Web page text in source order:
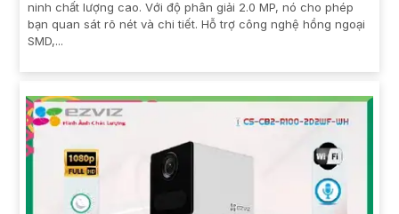
ninh chất lượng cao. Với độ phân giải 2.0 MP, nó cho phép
bạn quan sát rõ nét và chi tiết. Hỗ trợ công nghệ hồng ngoại
SMD,...